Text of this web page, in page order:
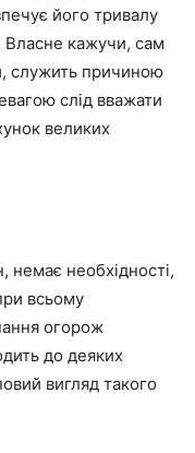
його тривалу
Власне кажучи, сам
служить причиною
слід вважати
великих
необхідності,
всьому
огорож
до деяких
вигляд такого